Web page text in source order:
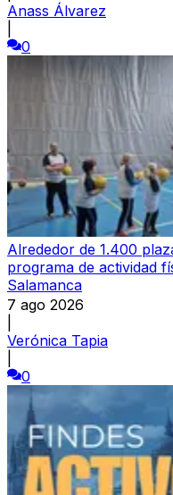
Anass Álvarez
0
Alrededor de 1.400
programa de actividad
Salamanca
7 ago 2026
Verónica Tapia
0